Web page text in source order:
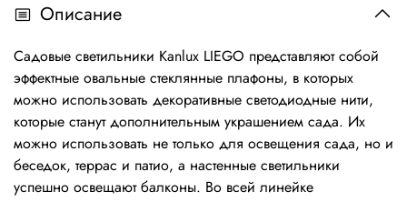
Описание
Садовые светильники Kanlux LIEGO представляют собой
эффектные овальные стеклянные плафоны, в которых
можно использовать декоративные светодиодные нити,
которые станут дополнительным украшением сада. Их
можно использовать не только для освещения сада, но и
беседок, террас и патио, а настенные светильники
успешно освещают балконы. Во всей линейке